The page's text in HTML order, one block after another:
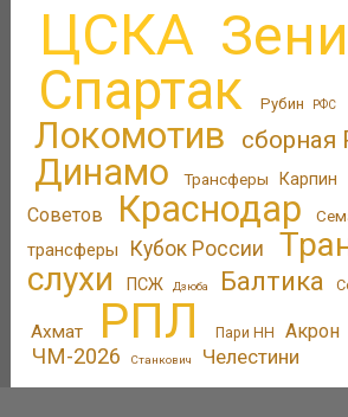
ЦСКА
Спартак Рубин РФС
Локомотив сборная
Динамо Трансферы Карпин
Советов
Краснодар
трансферы
Кубок России
слухи
ПСЖ Дзюба Балтика
Ахмат РПЛ Пари НН Акрон
ЧМ-2026 Станкович Челестини